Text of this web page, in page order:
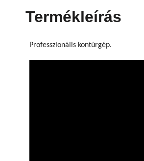
Termékleírás
Professzionális kontúrgép.